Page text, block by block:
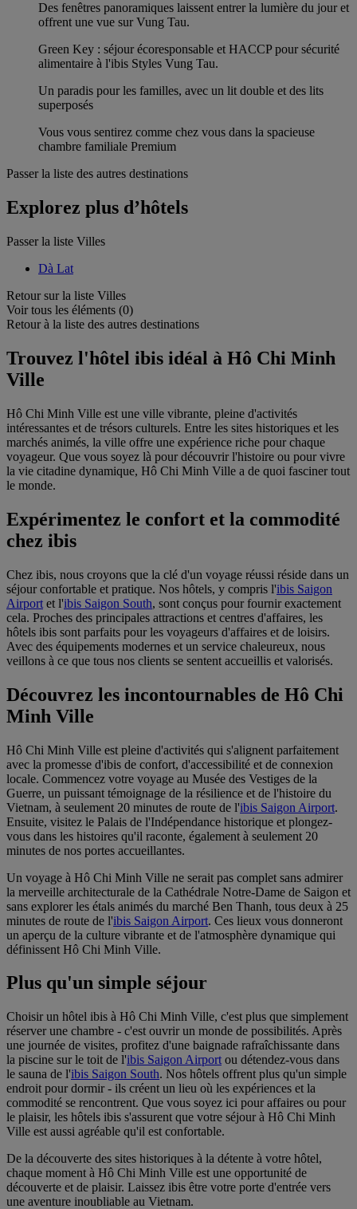
Des fenêtres panoramiques laissent entrer la lumière du jour et
offrent une vue sur Vung Tau.
Green Key : séjour écoresponsable et HACCP pour sécurité
alimentaire à l'ibis Styles Vung Tau.
Un paradis pour les familles, avec un lit double et des lits
superposés
Vous vous sentirez comme chez vous dans la spacieuse
chambre familiale Premium
Passer la liste des autres destinations
Explorez plus d’hôtels
Passer la liste Villes
Dà Lat
Retour sur la liste Villes
Voir tous les éléments (0)
Retour à la liste des autres destinations
Trouvez l'hôtel ibis idéal à Hô Chi Minh
Ville
Hô Chi Minh Ville est une ville vibrante, pleine d'activités
intéressantes et de trésors culturels. Entre les sites historiques et les
marchés animés, la ville offre une expérience riche pour chaque
voyageur. Que vous soyez là pour découvrir l'histoire ou pour vivre
la vie citadine dynamique, Hô Chi Minh Ville a de quoi fasciner tout
le monde.
Expérimentez le confort et la commodité
chez ibis
Chez ibis, nous croyons que la clé d'un voyage réussi réside dans un
séjour confortable et pratique. Nos hôtels, y compris l'ibis Saigon
Airport et l'ibis Saigon South, sont conçus pour fournir exactement
cela. Proches des principales attractions et centres d'affaires, les
hôtels ibis sont parfaits pour les voyageurs d'affaires et de loisirs.
Avec des équipements modernes et un service chaleureux, nous
veillons à ce que tous nos clients se sentent accueillis et valorisés.
Découvrez les incontournables de Hô Chi
Minh Ville
Hô Chi Minh Ville est pleine d'activités qui s'alignent parfaitement
avec la promesse d'ibis de confort, d'accessibilité et de connexion
locale. Commencez votre voyage au Musée des Vestiges de la
Guerre, un puissant témoignage de la résilience et de l'histoire du
Vietnam, à seulement 20 minutes de route de l'ibis Saigon Airport.
Ensuite, visitez le Palais de l'Indépendance historique et plongez-
vous dans les histoires qu'il raconte, également à seulement 20
minutes de nos portes accueillantes.
Un voyage à Hô Chi Minh Ville ne serait pas complet sans admirer
la merveille architecturale de la Cathédrale Notre-Dame de Saigon et
sans explorer les étals animés du marché Ben Thanh, tous deux à 25
minutes de route de l'ibis Saigon Airport. Ces lieux vous donneront
un aperçu de la culture vibrante et de l'atmosphère dynamique qui
définissent Hô Chi Minh Ville.
Plus qu'un simple séjour
Choisir un hôtel ibis à Hô Chi Minh Ville, c'est plus que simplement
réserver une chambre - c'est ouvrir un monde de possibilités. Après
une journée de visites, profitez d'une baignade rafraîchissante dans
la piscine sur le toit de l'ibis Saigon Airport ou détendez-vous dans
le sauna de l'ibis Saigon South. Nos hôtels offrent plus qu'un simple
endroit pour dormir - ils créent un lieu où les expériences et la
commodité se rencontrent. Que vous soyez ici pour affaires ou pour
le plaisir, les hôtels ibis s'assurent que votre séjour à Hô Chi Minh
Ville est aussi agréable qu'il est confortable.
De la découverte des sites historiques à la détente à votre hôtel,
chaque moment à Hô Chi Minh Ville est une opportunité de
découverte et de plaisir. Laissez ibis être votre porte d'entrée vers
une aventure inoubliable au Vietnam.